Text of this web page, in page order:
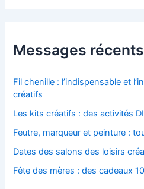
Messages récents
Fil chenille : l’indispensable et
créatifs
Les kits créatifs : des activités
Feutre, marqueur et peinture :
Dates des salons des loisirs
Fête des mères : des cadeaux